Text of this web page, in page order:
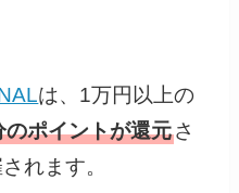
は、1万円以上の
のポイントが還元さ
れます。